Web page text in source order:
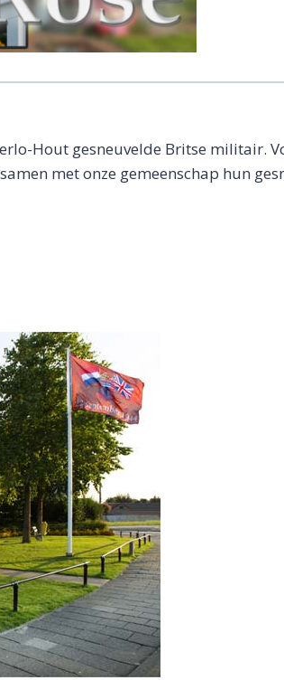
Hout gesneuvelde Britse militair.
met onze gemeenschap hun